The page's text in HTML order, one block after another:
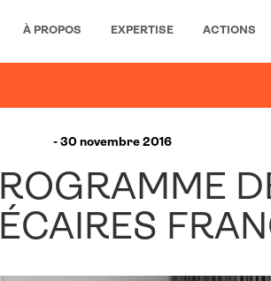
À PROPOS EXPERTISE ACTIONS
- 30 novembre 2016